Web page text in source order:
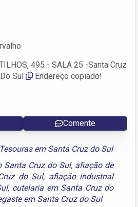
495 - SALA 25 -Santa Cruz
Sul
Endereço copiado!
Comente
em Santa Cruz do Sul
Santa Cruz do Sul, afiação de
do Sul, afiação industrial
, cutelaria em Santa Cruz do
em Santa Cruz do Sul